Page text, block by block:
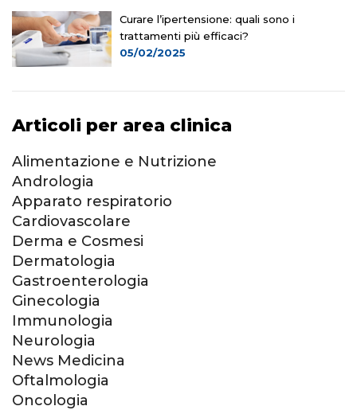
Curare l’ipertensione: quali sono i
trattamenti più efficaci?
05/02/2025
Articoli per area clinica
Alimentazione e Nutrizione
Andrologia
Apparato respiratorio
Cardiovascolare
Derma e Cosmesi
Dermatologia
Gastroenterologia
Ginecologia
Immunologia
Neurologia
News Medicina
Oftalmologia
Oncologia